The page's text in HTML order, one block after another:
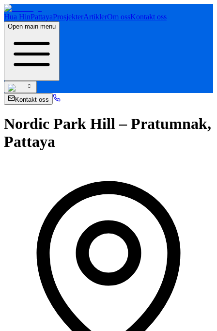
Hua HinPattayaProsjekterArtiklerOm ossKontakt oss
Open main menu
Kontakt oss
Nordic Park Hill – Pratumnak,
Pattaya